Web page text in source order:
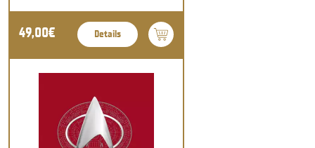
49,00€ Details